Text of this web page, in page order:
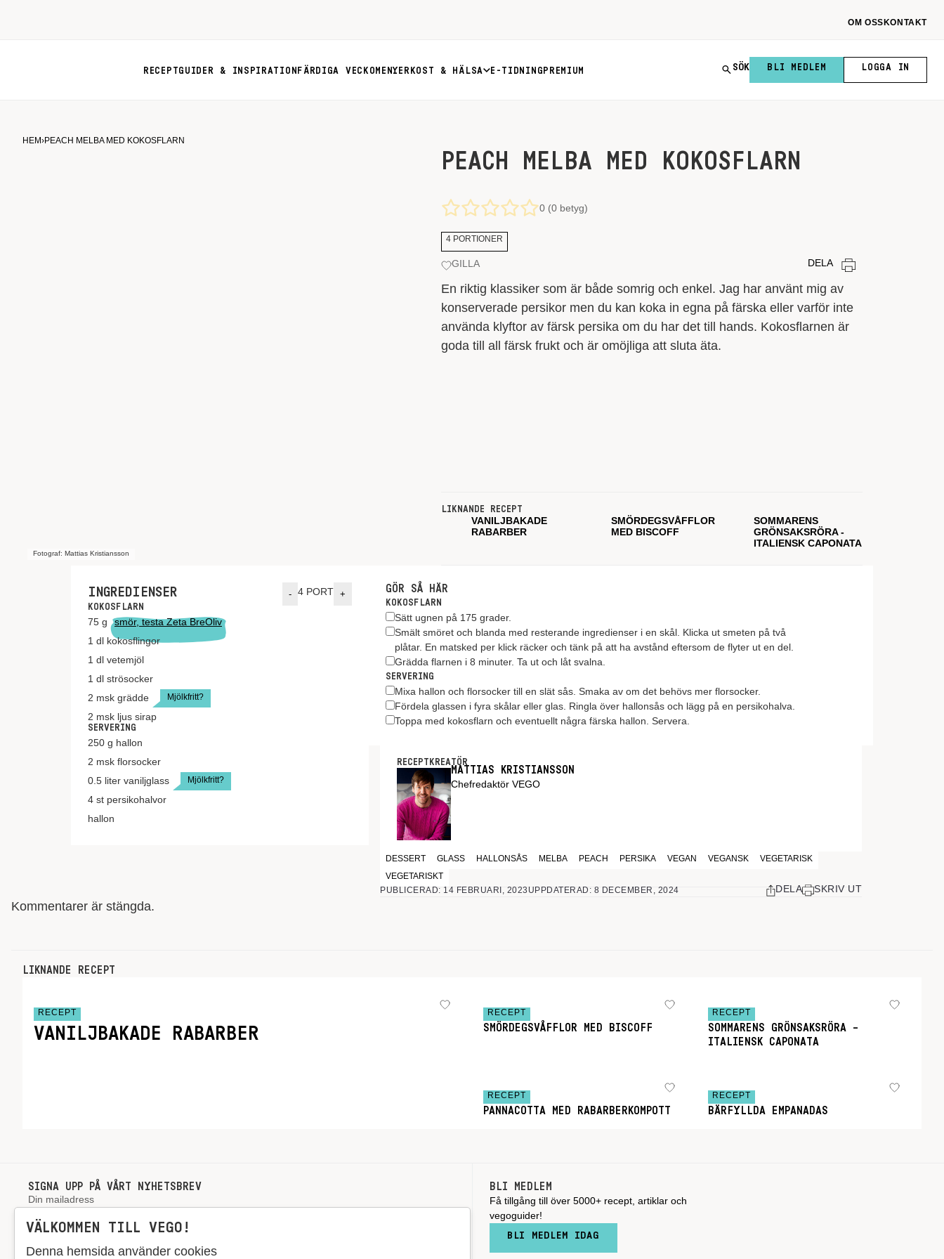
OM OSS KONTAKT
RECEPTGUIDER & INSPIRATION FÄRDIGA VECKOMENYER KOST & HÄLSA E-TIDNING PREMIUM SÖK BLI MEDLEM LOGGA IN
HEM›PEACH MELBA MED KOKOSFLARN
Fotograf: Mattias Kristiansson
PEACH MELBA MED KOKOSFLARN
0 (0 betyg)
4 PORTIONER
GILLA DELA
En riktig klassiker som är både somrig och enkel. Jag har använt mig av
konserverade persikor men du kan koka in egna på färska eller varför inte
använda klyftor av färsk persika om du har det till hands. Kokosflarnen är
goda till all färsk frukt och är omöjliga att sluta äta.
LIKNANDE RECEPT
VANILJBAKADE
RABARBER
SMÖRDEGSVÅFFLOR
MED BISCOFF
SOMMARENS
GRÖNSAKSRÖRA -
ITALIENSK CAPONATA
INGREDIENSER - 4 PORT +
KOKOSFLARN
75 g
smör, testa Zeta BreOliv
1 dl kokosflingor
1 dl vetemjöl
1 dl strösocker
2 msk grädde Mjölkfritt?
2 msk ljus sirap
SERVERING
250 g hallon
2 msk florsocker
0.5 liter vaniljglass Mjölkfritt?
4 st persikohalvor
hallon
GÖR SÅ HÄR
KOKOSFLARN
Sätt ugnen på 175 grader.
Smält smöret och blanda med resterande ingredienser i en skål. Klicka ut smeten på två
plåtar. En matsked per klick räcker och tänk på att ha avstånd eftersom de flyter ut en del.
Grädda flarnen i 8 minuter. Ta ut och låt svalna.
SERVERING
Mixa hallon och florsocker till en slät sås. Smaka av om det behövs mer florsocker.
Fördela glassen i fyra skålar eller glas. Ringla över hallonsås och lägg på en persikohalva.
Toppa med kokosflarn och eventuellt några färska hallon. Servera.
RECEPTKREATÖR
MATTIAS KRISTIANSSON
Chefredaktör VEGO
DESSERT GLASS HALLONSÅS MELBA PEACH PERSIKA VEGAN VEGANSK
VEGETARISK
VEGETARISKT
PUBLICERAD: 14 FEBRUARI, 2023UPPDATERAD: 8 DECEMBER, 2024 DELA SKRIV UT
Kommentarer är stängda.
LIKNANDE RECEPT
RECEPT
VANILJBAKADE RABARBER
RECEPT
SMÖRDEGSVÅFFLOR MED BISCOFF
RECEPT
SOMMARENS GRÖNSAKSRÖRA –
ITALIENSK CAPONATA
RECEPT
PANNACOTTA MED RABARBERKOMPOTT
RECEPT
BÄRFYLLDA EMPANADAS
SIGNA UPP PÅ VÅRT NYHETSBREV
SIGNA UPP
BLI MEDLEM
Få tillgång till över 5000+ recept, artiklar och
vegoguider!
BLI MEDLEM IDAG
VÄLKOMMEN TILL VEGO!
Denna hemsida använder cookies